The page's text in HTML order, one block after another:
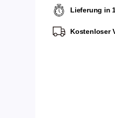
Lieferung in
Kostenloser